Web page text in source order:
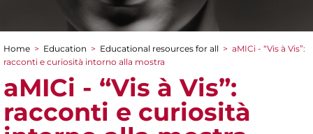
You are here
Home > Education > Educational resources for all > aMICi - “Vis à Vis”:
racconti e curiosità intorno alla mostra
aMICi - “Vis à Vis”:
racconti e curiosità